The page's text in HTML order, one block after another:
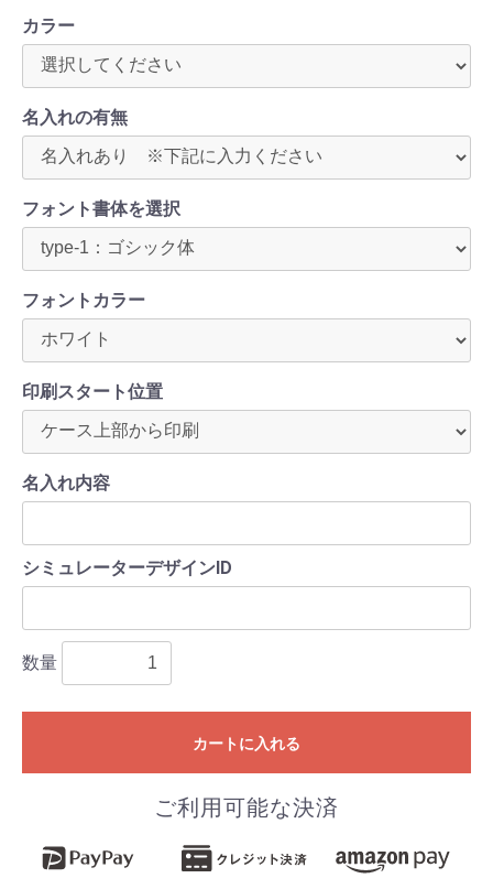
カラー
名入れの有無
フォント書体を選択
フォントカラー
印刷スタート位置
名入れ内容
シミュレーターデザインID
数量
カートに入れる
ご利用可能な決済